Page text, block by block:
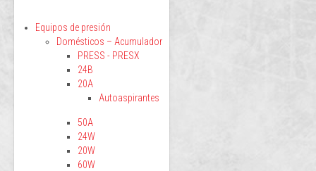
Equipos de presión
Domésticos – Acumulador
PRESS - PRESX
24B
20A
Autoaspirantes
50A
24W
20W
60W